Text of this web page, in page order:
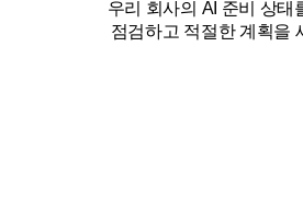
우리 회사의 AI 준비 상태
점검하고 적절한 계획을